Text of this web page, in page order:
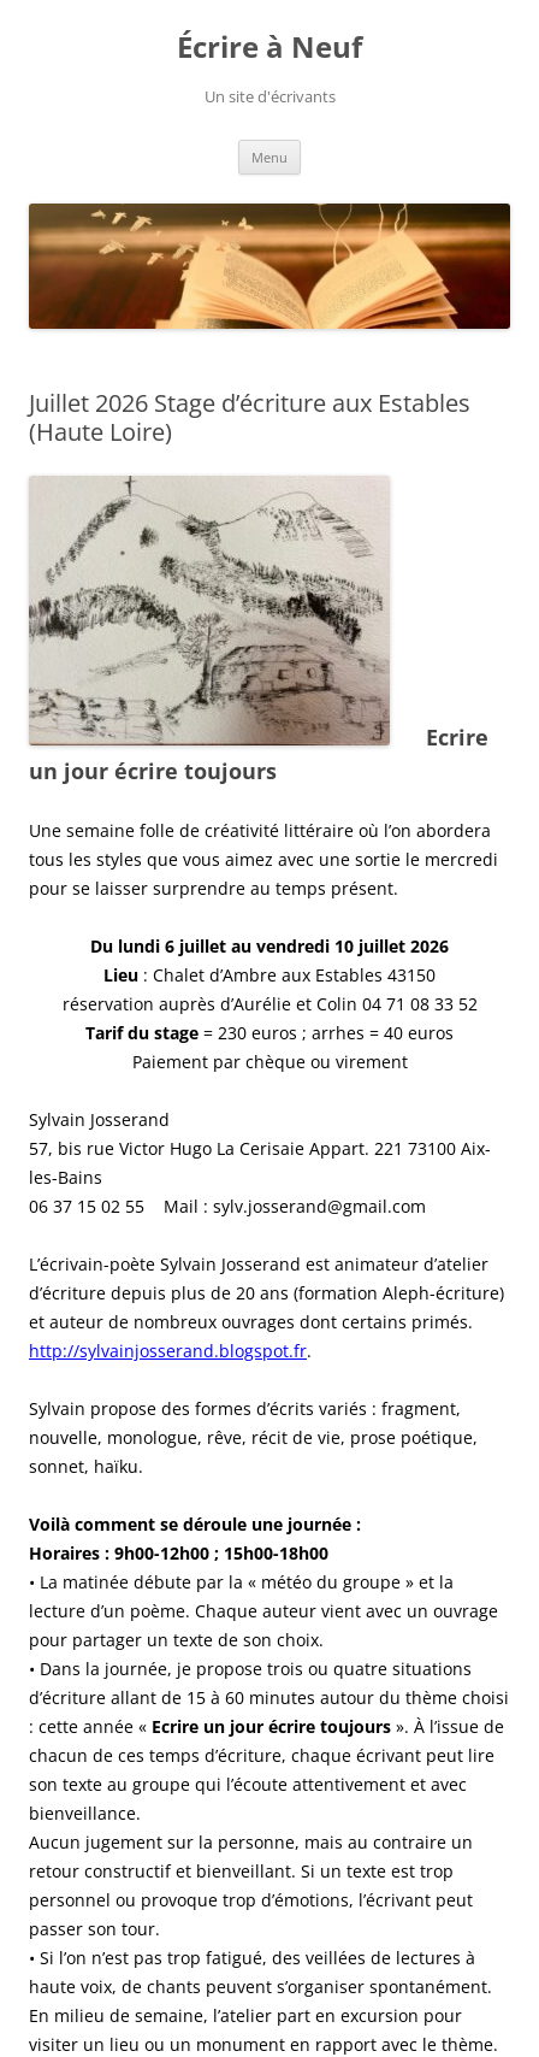
Écrire à Neuf
Un site d'écrivants
Menu
Juillet 2026 Stage d’écriture aux Estables
(Haute Loire)
Ecrire
un jour écrire toujours
Une semaine folle de créativité littéraire où l’on abordera
tous les styles que vous aimez avec une sortie le mercredi
pour se laisser surprendre au temps présent.
Du lundi 6 juillet au vendredi 10 juillet 2026
Lieu : Chalet d’Ambre aux Estables 43150
réservation auprès d’Aurélie et Colin 04 71 08 33 52
Tarif du stage = 230 euros ; arrhes = 40 euros
Paiement par chèque ou virement
Sylvain Josserand
57, bis rue Victor Hugo La Cerisaie Appart. 221 73100 Aix-
les-Bains
06 37 15 02 55 Mail : sylv.josserand@gmail.com
L’écrivain-poète Sylvain Josserand est animateur d’atelier
d’écriture depuis plus de 20 ans (formation Aleph-écriture)
et auteur de nombreux ouvrages dont certains primés.
http://sylvainjosserand.blogspot.fr.
Sylvain propose des formes d’écrits variés : fragment,
nouvelle, monologue, rêve, récit de vie, prose poétique,
sonnet, haïku.
Voilà comment se déroule une journée :
Horaires : 9h00-12h00 ; 15h00-18h00
• La matinée débute par la « météo du groupe » et la
lecture d’un poème. Chaque auteur vient avec un ouvrage
pour partager un texte de son choix.
• Dans la journée, je propose trois ou quatre situations
d’écriture allant de 15 à 60 minutes autour du thème choisi
: cette année « Ecrire un jour écrire toujours ». À l’issue de
chacun de ces temps d’écriture, chaque écrivant peut lire
son texte au groupe qui l’écoute attentivement et avec
bienveillance.
Aucun jugement sur la personne, mais au contraire un
retour constructif et bienveillant. Si un texte est trop
personnel ou provoque trop d’émotions, l’écrivant peut
passer son tour.
• Si l’on n’est pas trop fatigué, des veillées de lectures à
haute voix, de chants peuvent s’organiser spontanément.
En milieu de semaine, l’atelier part en excursion pour
visiter un lieu ou un monument en rapport avec le thème.